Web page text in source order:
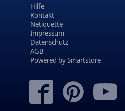
Hilfe
Kontakt
Netiquette
Impressum
Datenschutz
AGB
Powered bySmartstore